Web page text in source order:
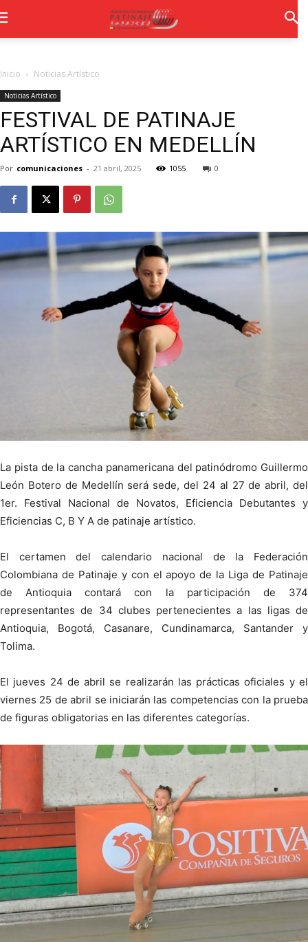
Inicio Noticias Artístico
Noticias Artístico
FESTIVAL DE PATINAJE
ARTÍSTICO EN MEDELLÍN
Por comunicaciones - 21 abril, 2025 1055 0
La pista de la cancha panamericana del patinódromo Guillermo
León Botero de Medellín será sede, del 24 al 27 de abril, del
1er. Festival Nacional de Novatos, Eficiencia Debutantes y
Eficiencias C, B Y A de patinaje artístico.
El certamen del calendario nacional de la Federación
Colombiana de Patinaje y con el apoyo de la Liga de Patinaje
de Antioquia contará con la participación de 374
representantes de 34 clubes pertenecientes a las ligas de
Antioquia, Bogotá, Casanare, Cundinamarca, Santander y
Tolima.
El jueves 24 de abril se realizarán las prácticas oficiales y el
viernes 25 de abril se iniciarán las competencias con la prueba
de figuras obligatorias en las diferentes categorías.